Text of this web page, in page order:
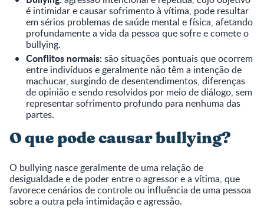
é intimidar e causar sofrimento à vítima, pode resultar
em sérios problemas de saúde mental e física, afetando
profundamente a vida da pessoa que sofre e comete o
bullying.
Conflitos normais:são situações pontuais que ocorrem
entre indivíduos e geralmente não têm a intenção de
machucar, surgindo de desentendimentos, diferenças
de opinião e sendo resolvidos por meio de diálogo, sem
representar sofrimento profundo para nenhuma das
partes.
O que pode causar bullying?
O bullying nasce geralmente de uma relação de
desigualdade e de poder entre o agressor e a vítima, que
favorece cenários de controle ou influência de uma pessoa
sobre a outra pela intimidação e agressão.